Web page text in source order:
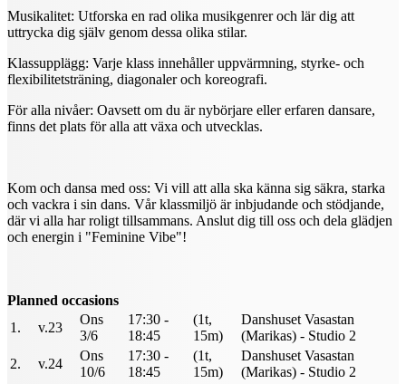
Musikalitet: Utforska en rad olika musikgenrer och lär dig att
uttrycka dig själv genom dessa olika stilar.
Klassupplägg: Varje klass innehåller uppvärmning, styrke- och
flexibilitetsträning, diagonaler och koreografi.
För alla nivåer: Oavsett om du är nybörjare eller erfaren dansare,
finns det plats för alla att växa och utvecklas.
Kom och dansa med oss: Vi vill att alla ska känna sig säkra, starka
och vackra i sin dans. Vår klassmiljö är inbjudande och stödjande,
där vi alla har roligt tillsammans. Anslut dig till oss och dela glädjen
och energin i "Feminine Vibe"!
Planned occasions
1.
v.23
Ons
3/6
17:30 -
18:45
(1t,
15m)
Danshuset Vasastan
(Marikas) - Studio 2
2.
v.24
Ons
10/6
17:30 -
18:45
(1t,
15m)
Danshuset Vasastan
(Marikas) - Studio 2